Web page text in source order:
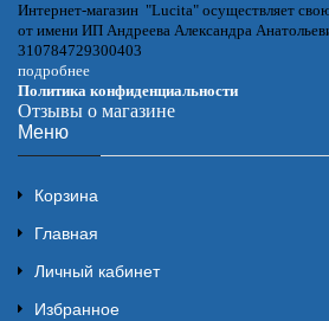
Интернет-магазин "Lucita" осуществляет
от имени ИП Андреева Александра
310784729300403
подробнее
Политика конфиденциальности
Отзывы о магазине
Меню
Корзина
Главная
Личный кабинет
Избранное